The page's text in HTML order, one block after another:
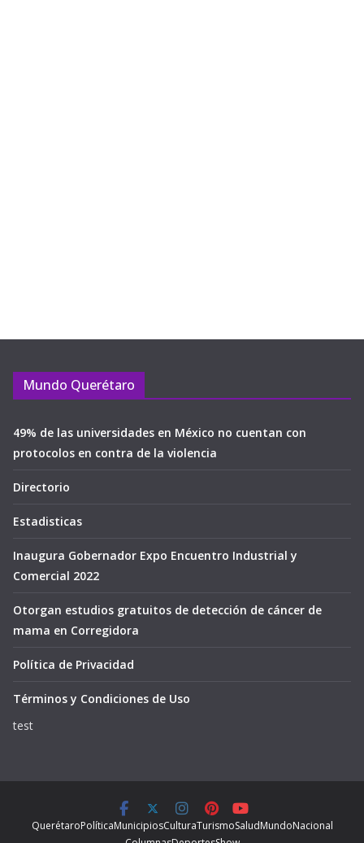
Mundo Querétaro
49% de las universidades en México no cuentan con
protocolos en contra de la violencia
Directorio
Estadisticas
Inaugura Gobernador Expo Encuentro Industrial y
Comercial 2022
Otorgan estudios gratuitos de detección de cáncer de
mama en Corregidora
Política de Privacidad
Términos y Condiciones de Uso
test
QuerétaroPolíticaMunicipiosCulturaTurismoSaludMundoNacional